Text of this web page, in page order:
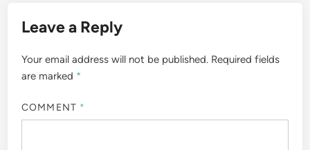
Leave a Reply
Your email address will not be published. Required fields
are marked *
COMMENT *